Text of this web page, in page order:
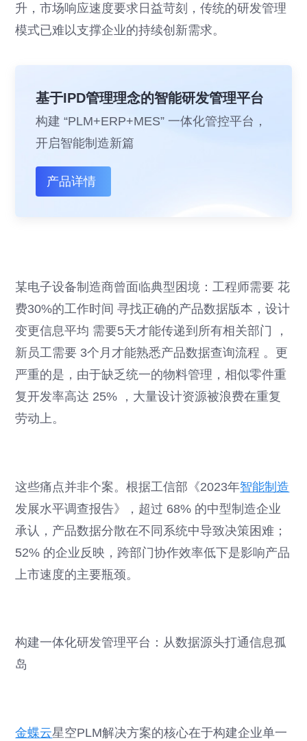
升，市场响应速度要求日益苛刻，传统的研发管理
模式已难以支撑企业的持续创新需求。
基于IPD管理理念的智能研发管理平台
构建 “PLM+ERP+MES” 一体化管控平台，
开启智能制造新篇
产品详情
某电子设备制造商曾面临典型困境：工程师需要 花
费30%的工作时间 寻找正确的产品数据版本，设计
变更信息平均 需要5天才能传递到所有相关部门 ，
新员工需要 3个月才能熟悉产品数据查询流程 。更
严重的是，由于缺乏统一的物料管理，相似零件重
复开发率高达 25% ，大量设计资源被浪费在重复
劳动上。
这些痛点并非个案。根据工信部《2023年智能制造
发展水平调查报告》，超过 68% 的中型制造企业
承认，产品数据分散在不同系统中导致决策困难；
52% 的企业反映，跨部门协作效率低下是影响产品
上市速度的主要瓶颈。
构建一体化研发管理平台：从数据源头打通信息孤
岛
金蝶云星空PLM解决方案的核心在于构建企业单一